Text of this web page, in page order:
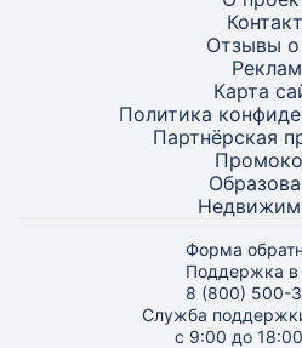
Отзывы о
Карта
Политика
Партнёрская
Форма
Поддержка в
8 (800) 500-
Служба
с 9:00 до